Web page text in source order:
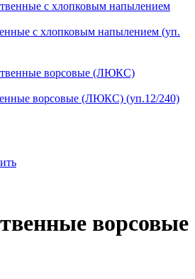
с хлопковым напылением (уп.
ворсовые (ЛЮКС) (уп.12/240)
ворсовые